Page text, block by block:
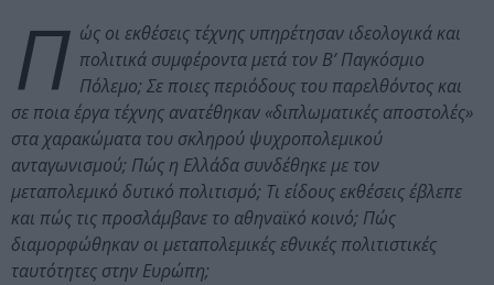
Π ώς οι εκθέσεις τέχνης υπηρέτησαν ιδεολογικά και
πολιτικά συμφέροντα μετά τον Β’ Παγκόσμιο
Πόλεμο; Σε ποιες περιόδους του παρελθόντος και
σε ποια έργα τέχνης ανατέθηκαν «διπλωματικές αποστολές»
στα χαρακώματα του σκληρού ψυχροπολεμικού
ανταγωνισμού; Πώς η Ελλάδα συνδέθηκε με τον
μεταπολεμικό δυτικό πολιτισμό; Τι είδους εκθέσεις έβλεπε
και πώς τις προσλάμβανε το αθηναϊκό κοινό; Πώς
διαμορφώθηκαν οι μεταπολεμικές εθνικές πολιτιστικές
ταυτότητες στην Ευρώπη;